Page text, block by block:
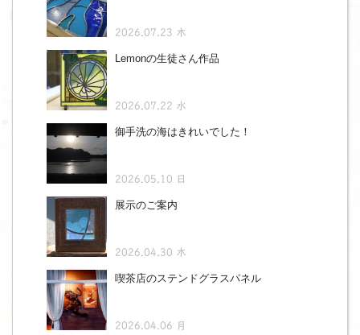
2026.07.23 木
Lemonの生徒さん作品
2026.07.22 水
御手洗の海はきれいでした！
2026.05.10 日
展示のご案内
2026.04.30 木
喫茶店のステンドグラスパネル
2026.04.06 月